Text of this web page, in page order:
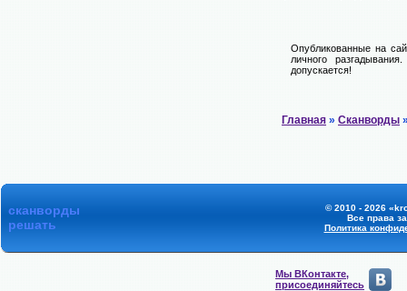
Опубликованные на
личного
допускается!
Главная » Сканворды
сканворды
решать
© 2010 - 2026
Все права
Политика
Мы ВКонтакте,
присоединяйтесь